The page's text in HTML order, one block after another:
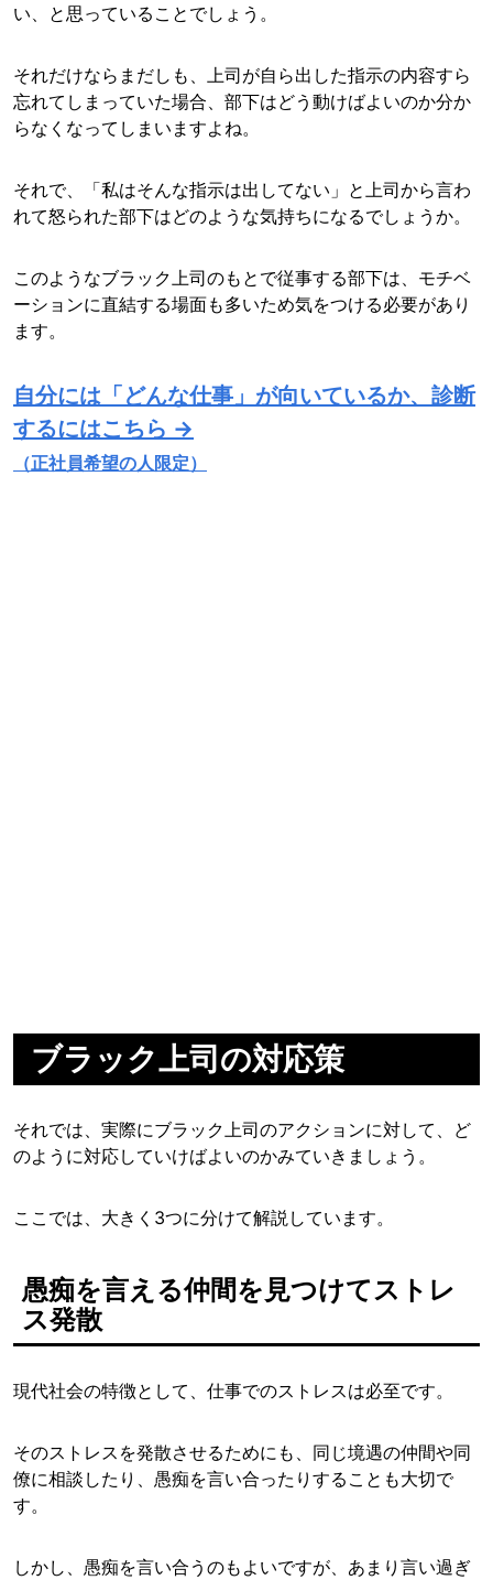
い、と思っていることでしょう。
それだけならまだしも、上司が自ら出した指示の内容すら
忘れてしまっていた場合、部下はどう動けばよいのか分か
らなくなってしまいますよね。
それで、「私はそんな指示は出してない」と上司から言わ
れて怒られた部下はどのような気持ちになるでしょうか。
このようなブラック上司のもとで従事する部下は、モチベ
ーションに直結する場面も多いため気をつける必要があり
ます。
自分には「どんな仕事」が向いているか、診断
するにはこちら →
（正社員希望の人限定）
ブラック上司の対応策
それでは、実際にブラック上司のアクションに対して、ど
のように対応していけばよいのかみていきましょう。
ここでは、大きく3つに分けて解説しています。
愚痴を言える仲間を見つけてストレ
ス発散
現代社会の特徴として、仕事でのストレスは必至です。
そのストレスを発散させるためにも、同じ境遇の仲間や同
僚に相談したり、愚痴を言い合ったりすることも大切で
す。
しかし、愚痴を言い合うのもよいですが、あまり言い過ぎ